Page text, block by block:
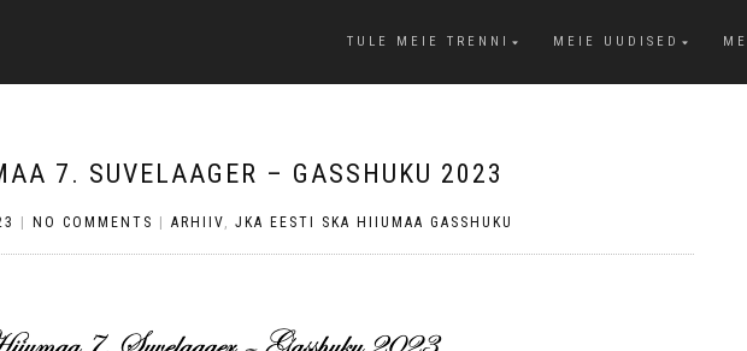
TULE MEIE TRENNI MEIE UUDISED
7. SUVELAAGER – GASSHUKU 2023
NO COMMENTS ARHIIV, JKA EESTI SKA HIIUMAA GASSHUKU